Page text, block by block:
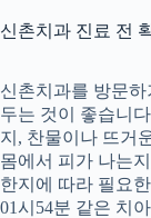
신촌치과 진료 전
신촌치과를 방문
두는 것이 좋습니
지, 찬물이나 뜨거
몸에서 피가 나는
한지에 따라 필요
01시54분 같은 치